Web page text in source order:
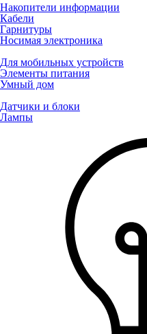
Накопители информации
Кабели
Гарнитуры
Носимая электроника
Для мобильных устройств
Элементы питания
Умный дом
Датчики и блоки
Лампы